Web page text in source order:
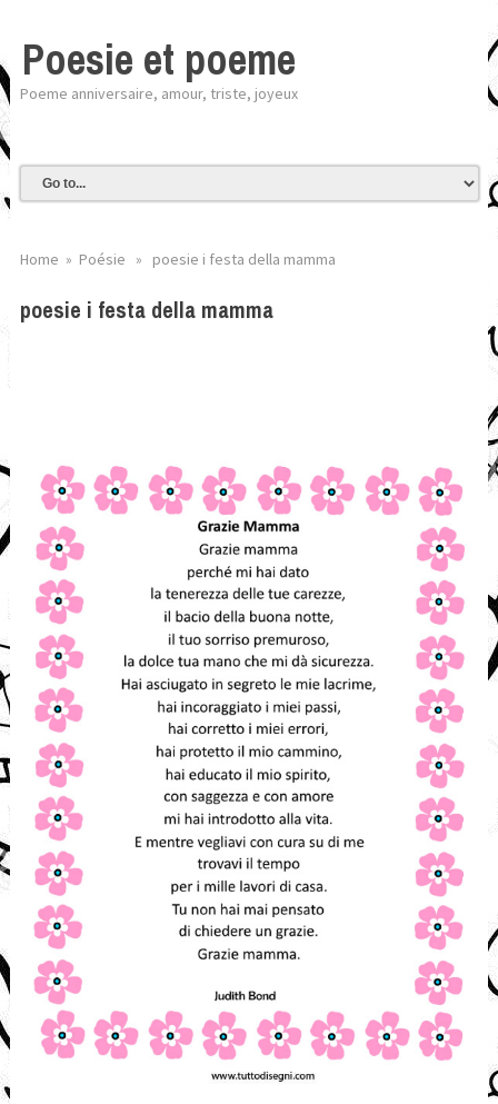
Poesie et poeme
Poeme anniversaire, amour, triste, joyeux
Home » Poésie » poesie i festa della mamma
poesie i festa della mamma